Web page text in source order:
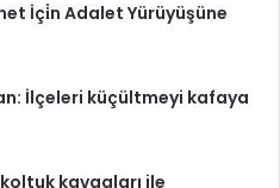
İçi̇n Adalet Yürüyüşüne
İlçeleri küçültmeyi kafaya
kavgaları ile